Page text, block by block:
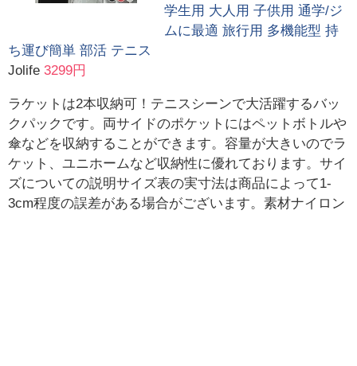
学生用 大人用 子供用 通学/ジ
ムに最適 旅行用 多機能型 持
ち運び簡単 部活 テニス
Jolife 3299円
ラケットは2本収納可！テニスシーンで大活躍するバッ
クパックです。両サイドのポケットにはペットボトルや
傘などを収納することができます。容量が大きいのでラ
ケット、ユニホームなど収納性に優れております。サイ
ズについての説明サイズ表の実寸法は商品によって1-
3cm程度の誤差がある場合がございます。素材ナイロン